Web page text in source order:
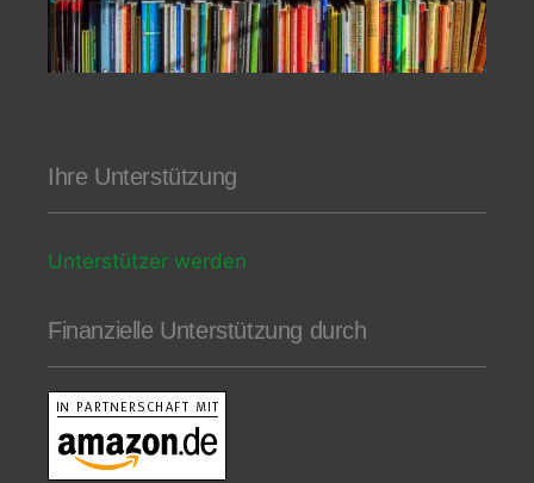
Ihre Unterstützung
Unterstützer werden
Finanzielle Unterstützung durch